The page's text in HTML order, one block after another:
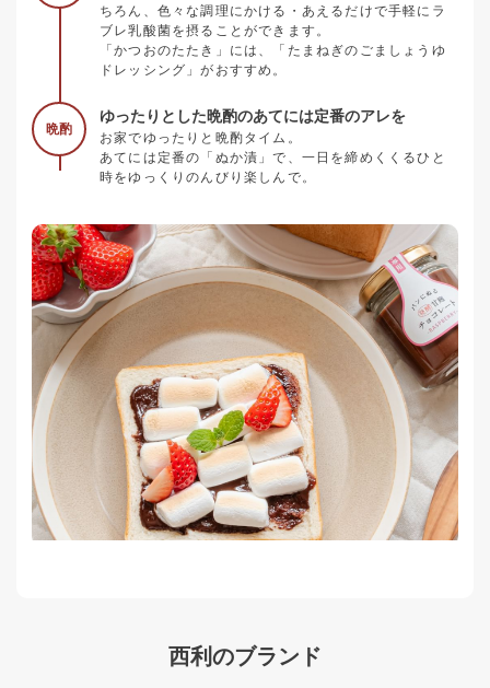
ちろん、色々な調理にかける・あえるだけで手軽にラ
ブレ乳酸菌を摂ることができます。
「かつおのたたき」には、「たまねぎのごましょうゆ
ドレッシング」がおすすめ。
晩酌
ゆったりとした晩酌のあてには定番のアレを
お家でゆったりと晩酌タイム。
あてには定番の「ぬか漬」で、一日を締めくくるひと
時をゆっくりのんびり楽しんで。
西利のブランド